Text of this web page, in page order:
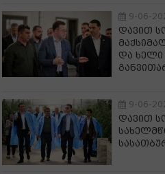
9-06-
დავით
და ხელი
9-06-
დავით